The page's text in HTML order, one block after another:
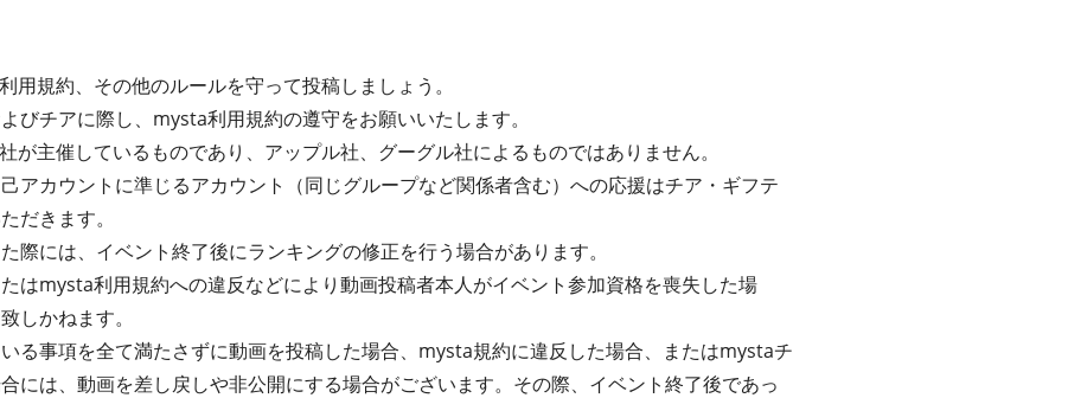
用規約、その他のルールを守って投稿しましょう。
びチアに際し、mysta利用規約の遵守をお願いいたします。
が主催しているものであり、アップル社、グーグル社によるものではありません。
アカウントに準じるアカウント（同じグループなど関係者含む）への応援はチア・ギフテ
だきます。
際には、イベント終了後にランキングの修正を行う場合があります。
はmysta利用規約への違反などにより動画投稿者本人がイベント参加資格を喪失した場
しかねます。
る事項を全て満たさずに動画を投稿した場合、mysta規約に違反した場合、またはmystaチ
には、動画を差し戻しや非公開にする場合がございます。その際、イベント終了後であっ